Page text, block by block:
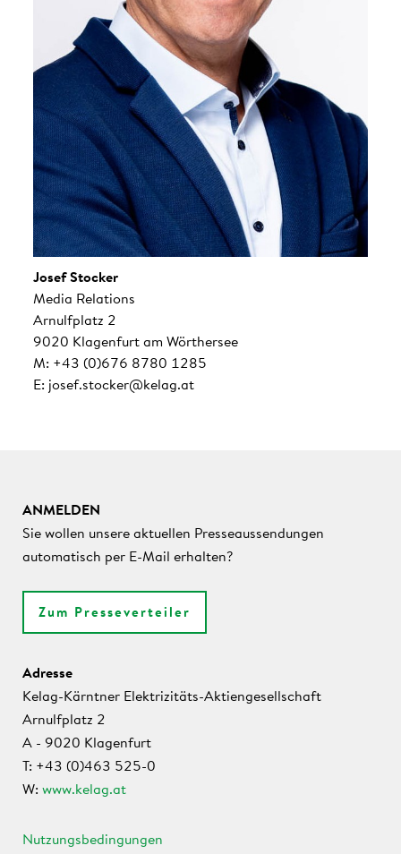
Josef Stocker
Media Relations
Arnulfplatz 2
9020 Klagenfurt am Wörthersee
M: +43 (0)676 8780 1285
E: josef.stocker@kelag.at
ANMELDEN
Sie wollen unsere aktuellen Presseaussendungen
automatisch per E-Mail erhalten?
Zum Presseverteiler
Adresse
Kelag-Kärntner Elektrizitäts-Aktiengesellschaft
Arnulfplatz 2
A - 9020 Klagenfurt
T: +43 (0)463 525-0
W: www.kelag.at
Nutzungsbedingungen